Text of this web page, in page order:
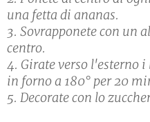
una fetta di ananas.
3. Sovrapponete con un
centro.
4. Girate verso l'esterno
in forno a 180° per 20
5. Decorate con lo